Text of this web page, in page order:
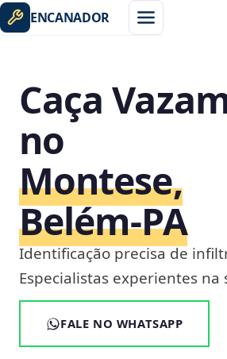
ENCANADOR
Caça
no
Montese,
Belém‑PA
Identificação precisa de
Especialistas experientes na
FALE NO WHATSAPP